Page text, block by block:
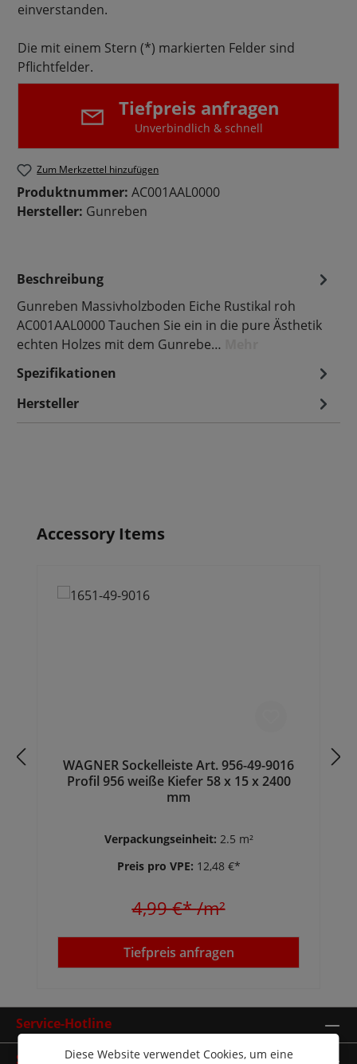
einverstanden.
Die mit einem Stern (*) markierten Felder sind
Pflichtfelder.
Tiefpreis anfragen
Unverbindlich & schnell
Zum Merkzettel hinzufügen
Produktnummer: AC001AAL0000
Hersteller: Gunreben
Beschreibung
Gunreben Massivholzboden Eiche Rustikal roh
AC001AAL0000 Tauchen Sie ein in die pure Ästhetik
echten Holzes mit dem Gunrebe…
Spezifikationen
Hersteller
Produktgalerie überspringen
Accessory Items
WAGNER Sockelleiste Art. 956-49-9016
Profil 956 weiße Kiefer 58 x 15 x 2400
mm
Verpackungseinheit: 2.5 m²
Preis pro VPE: 12,48 €*
4,99 €*/m²
Tiefpreis anfragen
Service-Hotline
Shop ServiceDiese Website verwendet Cookies, um eine